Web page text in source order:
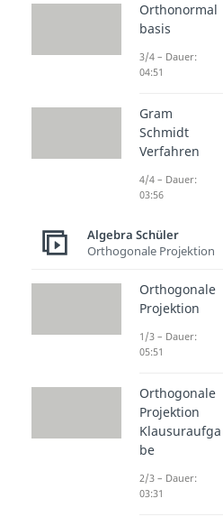
zur
Dreieck
Schüler
Vektor
Dauer: 04:56
Dauer: 04:24
Dauer: 04:08
Orthonormal
basis
3/4 – Dauer:
04:51
Gram
Schmidt
Verfahren
4/4 – Dauer:
03:56
Algebra Schüler
Orthogonale Projektion
Orthogonale
Projektion
1/3 – Dauer:
05:51
Orthogonale
Projektion
Klausuraufga
be
2/3 – Dauer:
03:31